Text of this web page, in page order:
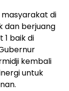
di
dan berjuang
baik di
kembali
untuk